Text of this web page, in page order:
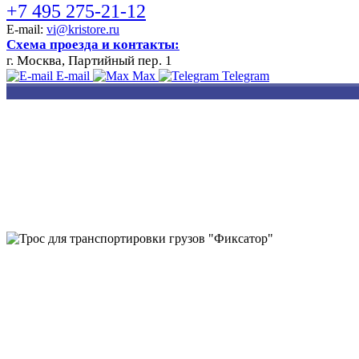
+7 495 275-21-12
E-mail: vi@kristore.ru
Схема проезда и контакты:
г. Москва, Партийный пер. 1
E-mail Max Telegram